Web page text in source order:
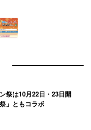
祭は10月22日・23日開
」ともコラボ